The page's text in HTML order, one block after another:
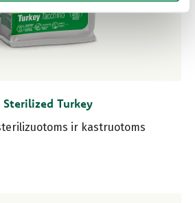
Sterilized Turkey
ir kastruotoms